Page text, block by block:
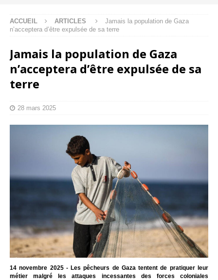
ACCUEIL ARTICLES
Jamais la population de Gaza
n’acceptera d’être expulsée de sa terre
Jamais la population de Gaza
n’acceptera d’être expulsée de sa
terre
28 mars 2025
14 novembre 2025 - Les pêcheurs de Gaza tentent de pratiquer leur
métier malgré les attaques incessantes des forces coloniales